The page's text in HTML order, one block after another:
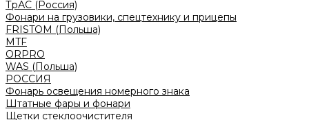
ТрАС (Россия)
Фонари на грузовики, спецтехнику и прицепы
FRISTOM (Польша)
MTF
ORPRO
WAS (Польша)
РОССИЯ
Фонарь освещения номерного знака
Штатные фары и фонари
Щетки стеклоочистителя